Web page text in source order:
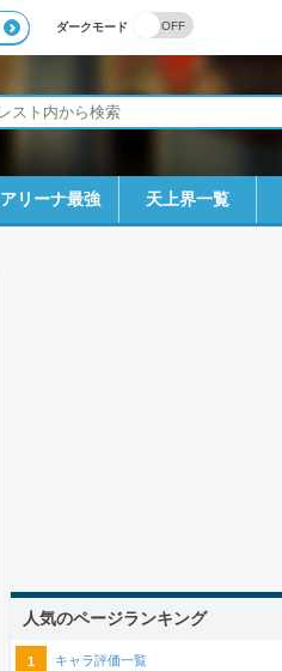
ダークモード
アリーナ最強 天上界一覧
人気のページランキング
キャラ評価一覧